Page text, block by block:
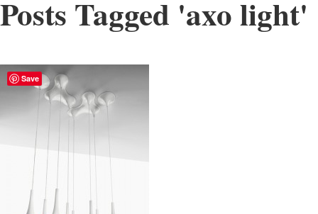
Posts Tagged 'axo light'
Save